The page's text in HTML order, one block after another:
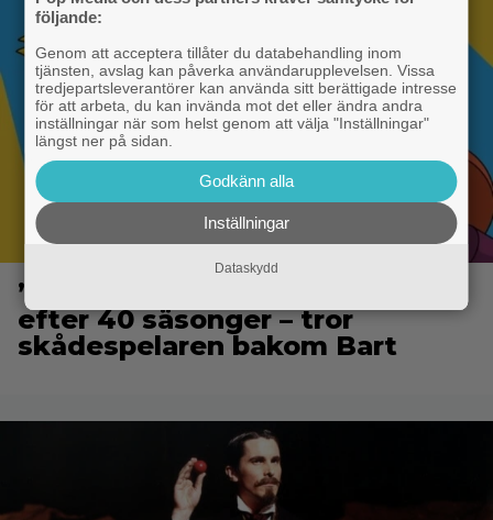
”The Simpsons” kan ta slut
efter 40 säsonger – tror
skådespelaren bakom Bart
följande:
Genom att acceptera tillåter du databehandling inom
tjänsten, avslag kan påverka användarupplevelsen. Vissa
tredjepartsleverantörer kan använda sitt berättigade intresse
för att arbeta, du kan invända mot det eller ändra andra
inställningar när som helst genom att välja "Inställningar"
längst ner på sidan.
Godkänn alla
Inställningar
Dataskydd